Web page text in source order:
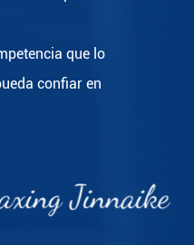
que lo
confiar en